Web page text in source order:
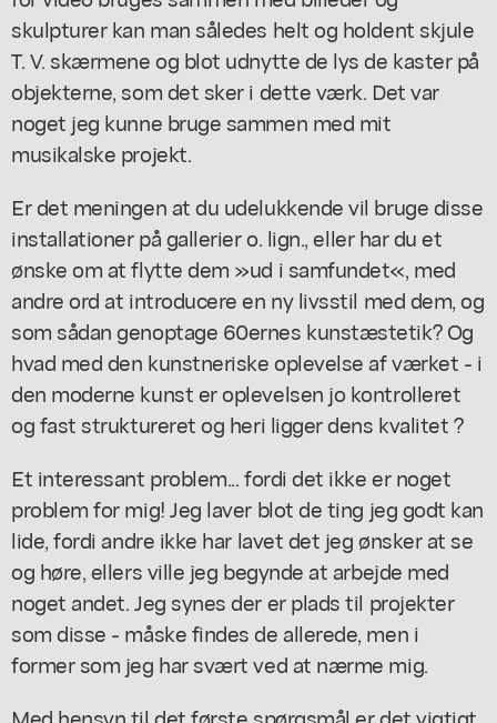
skulpturer kan man således helt og holdent skjule
T. V. skærmene og blot udnytte de lys de kaster på
objekterne, som det sker i dette værk. Det var
noget jeg kunne bruge sammen med mit
musikalske projekt.
Er det meningen at du udelukkende vil bruge disse
installationer på gallerier o. lign., eller har du et
ønske om at flytte dem »ud i samfundet«, med
andre ord at introducere en ny livsstil med dem, og
som sådan genoptage 60ernes kunstæstetik? Og
hvad med den kunstneriske oplevelse af værket - i
den moderne kunst er oplevelsen jo kontrolleret
og fast struktureret og heri ligger dens kvalitet ?
Et interessant problem... fordi det ikke er noget
problem for mig! Jeg laver blot de ting jeg godt kan
lide, fordi andre ikke har lavet det jeg ønsker at se
og høre, ellers ville jeg begynde at arbejde med
noget andet. Jeg synes der er plads til projekter
som disse - måske findes de allerede, men i
former som jeg har svært ved at nærme mig.
Med hensyn til det første spørgsmål er det vigtigt